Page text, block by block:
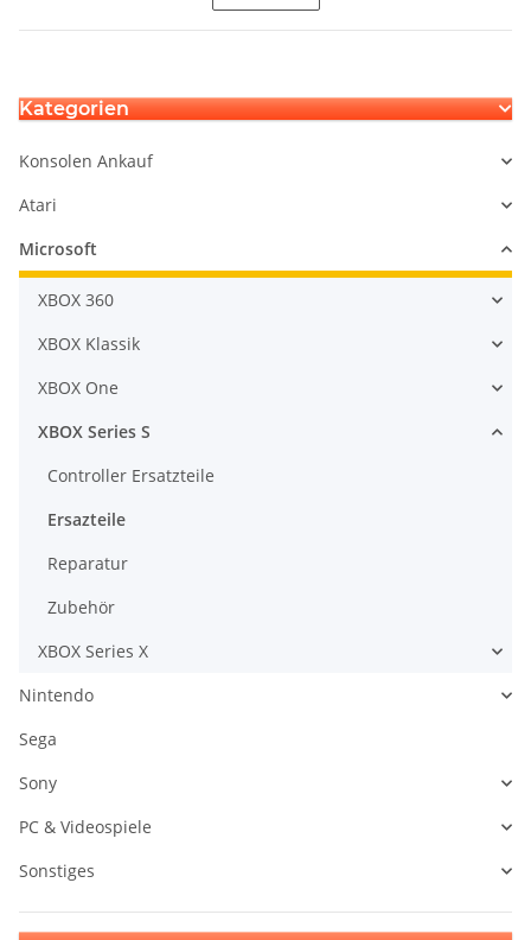
Kategorien
Konsolen Ankauf
Atari
Microsoft
XBOX 360
XBOX Klassik
XBOX One
XBOX Series S
Controller Ersatzteile
Ersazteile
Reparatur
Zubehör
XBOX Series X
Nintendo
Sega
Sony
PC & Videospiele
Sonstiges